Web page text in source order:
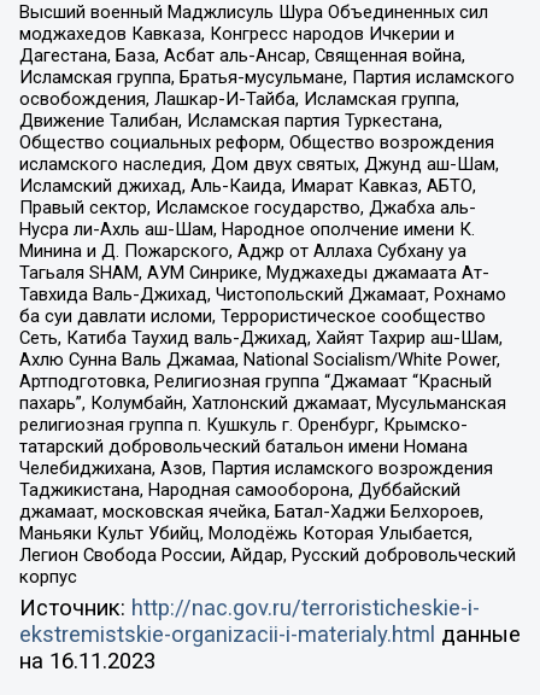
Высший военный Маджлисуль Шура Объединенных сил
моджахедов Кавказа, Конгресс народов Ичкерии и
Дагестана, База, Асбат аль-Ансар, Священная война,
Исламская группа, Братья-мусульмане, Партия исламского
освобождения, Лашкар-И-Тайба, Исламская группа,
Движение Талибан, Исламская партия Туркестана,
Общество социальных реформ, Общество возрождения
исламского наследия, Дом двух святых, Джунд аш-Шам,
Исламский джихад, Аль-Каида, Имарат Кавказ, АБТО,
Правый сектор, Исламское государство, Джабха аль-
Нусра ли-Ахль аш-Шам, Народное ополчение имени К.
Минина и Д. Пожарского, Аджр от Аллаха Субхану уа
Тагьаля SHAM, АУМ Синрике, Муджахеды джамаата Ат-
Тавхида Валь-Джихад, Чистопольский Джамаат, Рохнамо
ба суи давлати исломи, Террористическое сообщество
Сеть, Катиба Таухид валь-Джихад, Хайят Тахрир аш-Шам,
Ахлю Сунна Валь Джамаа, National Socialism/White Power,
Артподготовка, Религиозная группа “Джамаат “Красный
пахарь”, Колумбайн, Хатлонский джамаат, Мусульманская
религиозная группа п. Кушкуль г. Оренбург, Крымско-
татарский добровольческий батальон имени Номана
Челебиджихана, Азов, Партия исламского возрождения
Таджикистана, Народная самооборона, Дуббайский
джамаат, московская ячейка, Батал-Хаджи Белхороев,
Маньяки Культ Убийц, Молодёжь Которая Улыбается,
Легион Свобода России, Айдар, Русский добровольческий
корпус
Источник: http://nac.gov.ru/terroristicheskie-i-
ekstremistskie-organizacii-i-materialy.html данные
на 16.11.2023